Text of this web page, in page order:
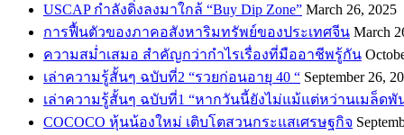
USCAP กำลังดิ่งลงมาใกล้ “Buy Dip Zone” March 26, 2025
การฟื้นตัวของภาคอสังหาริมทรัพย์ของประเทศจีน March
ความสม่ำเสมอ สำคัญกว่ากำไรเรื่องที่มืออาชีพรู้กัน
เล่าความรู้สั้นๆ ฉบับที่2 “รวยก่อนอายุ 40 “ September 26,
เล่าความรู้สั้นๆ ฉบับที่1 “หากวันนี้ยังไม่แม้แต่หว่านเมล็ด
COCOCO หุ้นน้องใหม่ เติบโตสวนกระแสเศรษฐกิจ